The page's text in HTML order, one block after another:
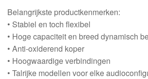
Belangrijkste productkenmerken:
• Stabiel en toch flexibel
• Hoge capaciteit en breed dynamisch
• Anti-oxiderend koper
• Hoogwaardige verbindingen
• Talrijke modellen voor elke